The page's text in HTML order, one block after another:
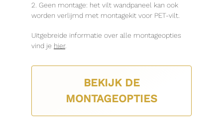
2. Geen montage: het vilt wandpaneel kan ook
worden verlijmd met montagekit voor PET-vilt.
Uitgebreide informatie over alle montageopties
vind je hier.
BEKIJK DE
MONTAGEOPTIES